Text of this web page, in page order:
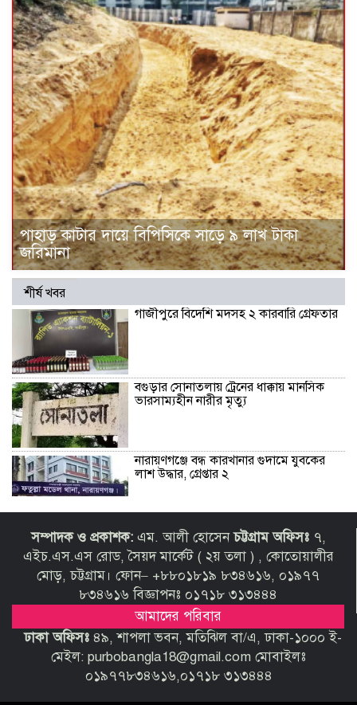
পাহাড় কাটার দায়ে বিপিসিকে সাড়ে ৯ লাখ টাকা
জরিমানা
শীর্ষ খবর
গাজীপুরে বিদেশি মদসহ ২ কারবারি গ্রেফতার
বগুড়ার সোনাতলায় ট্রেনের ধাক্কায় মানসিক
ভারসাম্যহীন নারীর মৃত্যু
নারায়ণগঞ্জে বন্ধ কারখানার গুদামে যুবকের
লাশ উদ্ধার, গ্রেপ্তার ২
সালমান খান ও তার বোনের বিরুদ্ধে কোটি
টাকার প্রতারণার অভিযোগ
শ্রীলঙ্কার কারাগারে দাঙ্গায় নিহত ৩, আহত ২৩
পাকুন্দিয়ায় যাত্রীবাহী বাস নিয়ন্ত্রণ হারিয়ে
সম্পাদক ও প্রকাশক: এম. আলী হোসেনচট্টগ্রাম অফিসঃ৭,
এইচ.এস.এস রোড, সৈয়দ মার্কেট ( ২য় তলা ) , কোতোয়ালীর
মোড়, চট্টগ্রাম। ফোন– +৮৮০১৮১৯ ৮৩৪৬১৬, ০১৯৭৭
৮৩৪৬১৬ বিজ্ঞাপনঃ ০১৭১৮ ৩১৩৪৪৪
আমাদের পরিবার
ঢাকা অফিসঃ৪৯, শাপলা ভবন, মতিঝিল বা/এ, ঢাকা-১০০০ ই-
মেইল: purbobangla18@gmail.com মোবাইলঃ
০১৯৭৭৮৩৪৬১৬,০১৭১৮ ৩১৩৪৪৪